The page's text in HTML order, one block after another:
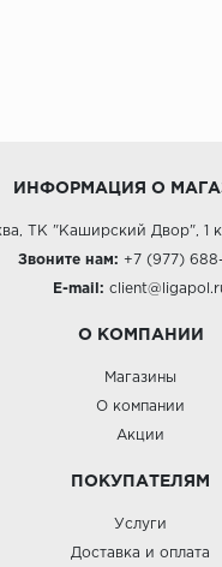
ИНФОРМАЦИЯ О
ТК "Каширский Двор", 1
Звоните нам: +7 (977)
E-mail:
О КОМПАНИИ
Магазины
О компании
Акции
ПОКУПАТЕЛЯМ
Услуги
Доставка и оплата